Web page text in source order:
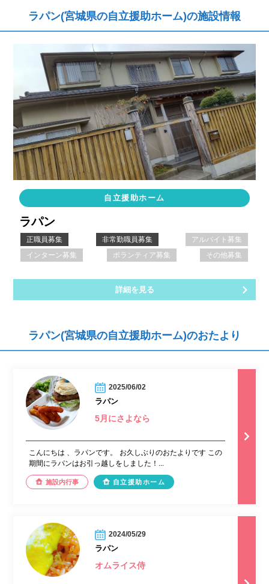
ラパン(宮城県の自立援助ホーム)の施設情報
自立援助ホーム
ラパン
正職員募集 非常勤職員募集
アルバイト募集
インターン募集
ボランティア募集 その他募集
詳細を見る
ラパン(宮城県の自立援助ホーム)のおたより
2025/06/02
ラパン
5月にさよなら
こんにちは 、ラパンです。 お久しぶりのおたよりです この
期間にラパンはお引っ越しをしました！...
施設内行事 自立援助ホーム
2024/05/29
ラパン
オムライス侍